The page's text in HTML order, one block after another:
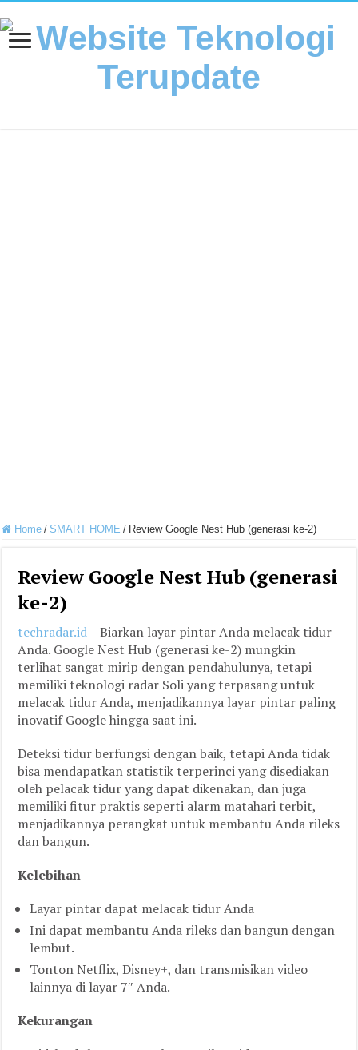
Home / SMART HOME / Review Google Nest Hub (generasi ke-2)
Review Google Nest Hub (generasi
ke-2)
techradar.id– Biarkan layar pintar Anda melacak tidur
Anda. Google Nest Hub (generasi ke-2) mungkin
terlihat sangat mirip dengan pendahulunya, tetapi
memiliki teknologi radar Soli yang terpasang untuk
melacak tidur Anda, menjadikannya layar pintar paling
inovatif Google hingga saat ini.
Deteksi tidur berfungsi dengan baik, tetapi Anda tidak
bisa mendapatkan statistik terperinci yang disediakan
oleh pelacak tidur yang dapat dikenakan, dan juga
memiliki fitur praktis seperti alarm matahari terbit,
menjadikannya perangkat untuk membantu Anda rileks
dan bangun.
Kelebihan
Layar pintar dapat melacak tidur Anda
Ini dapat membantu Anda rileks dan bangun dengan
lembut.
Tonton Netflix, Disney+, dan transmisikan video
lainnya di layar 7″ Anda.
Kekurangan